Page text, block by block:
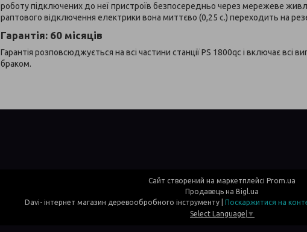
роботу підключених до неї пристроїв безпосередньо через мережеве
раптового відключення електрики вона миттєво (0,25 с.) переходить на
Гарантія: 60 місяців
Гарантія розповсюджується на всі частини станції PS 1800qc і включає всі
браком.
Сайт створений на маркетплейсі Prom.ua
Продавець на Bigl.ua
Поскаржитися на
Select Language ▼